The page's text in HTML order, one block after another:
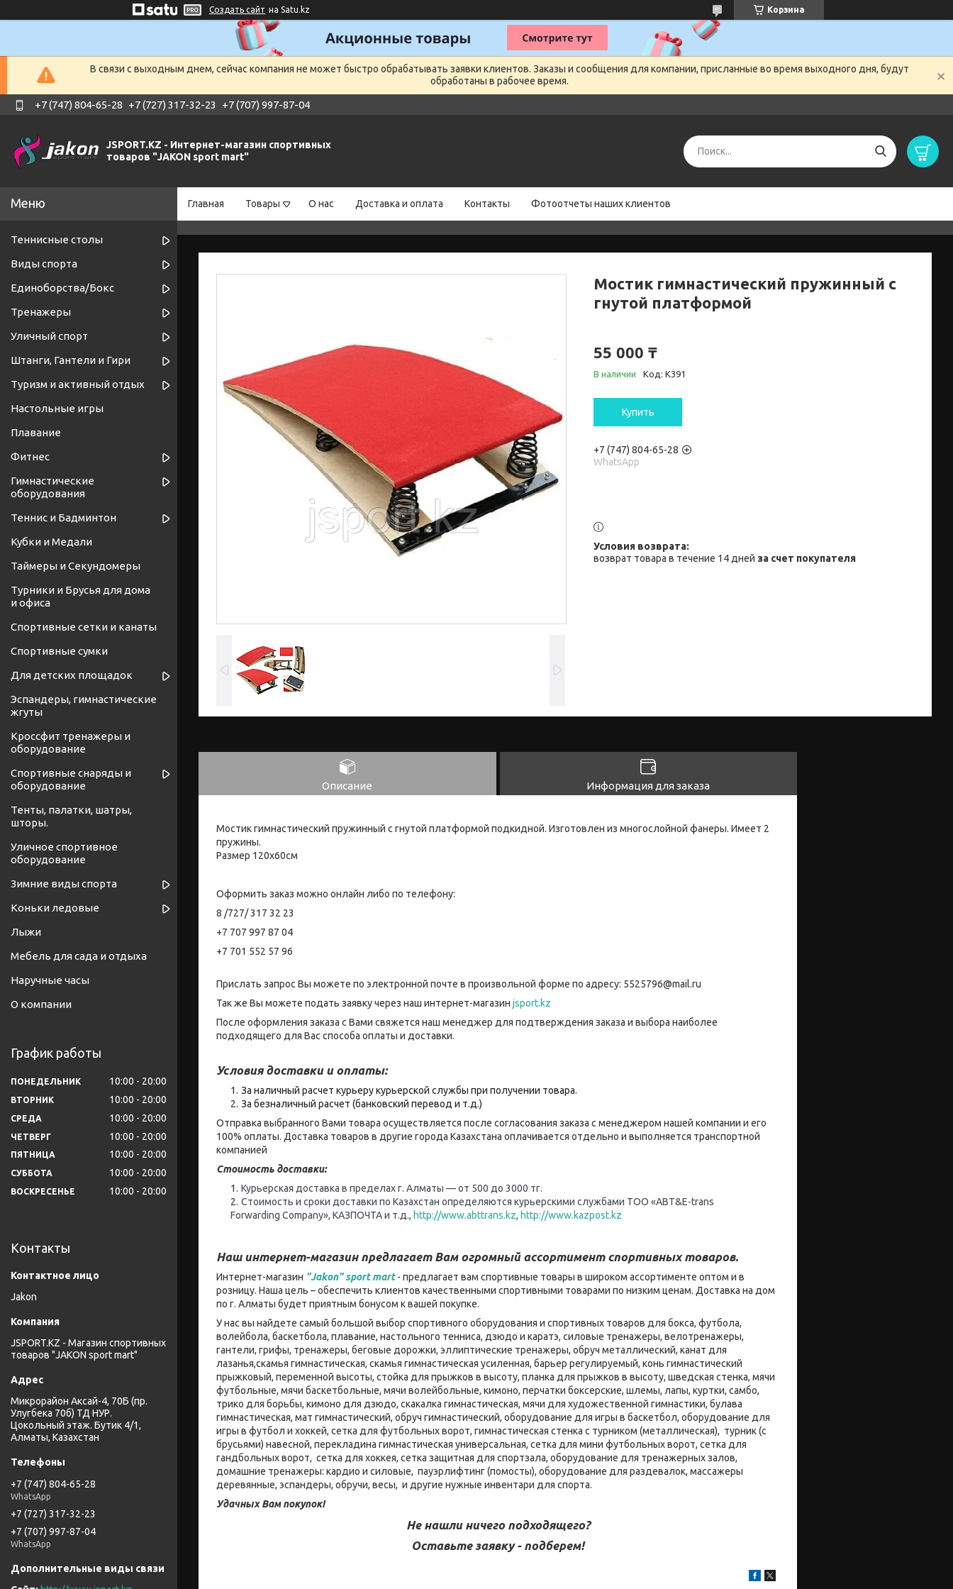
Создать сайт на Satu.kz Корзина
В связи с выходным днем, сейчас компания не может быстро обрабатывать заявки клиентов. Заказы и сообщения для компании, присланные во время выходного дня, будут
обработаны в рабочее время.
+7 (747) 804-65-28 +7 (727) 317-32-23 +7 (707) 997-87-04
JSPORT.KZ - Интернет-магазин спортивных
товаров "JAKON sport mart"
Главная Товары О нас Доставка и оплата Контакты Фотоотчеты наших клиентов
Мостик гимнастический пружинный с
гнутой платформой
55 000 ₸
В наличии Код: K391
Купить
+7 (747) 804-65-28
WhatsApp
возврат товара в течение 14 дней за счет покупателя
Описание Информация для заказа
Мостик гимнастический пружинный с гнутой платформой подкидной. Изготовлен из многослойной фанеры. Имеет 2
пружины.
Размер 120х60см
Оформить заказ можно онлайн либо по телефону:
8 /727/ 317 32 23
+7 707 997 87 04
+7 701 552 57 96
Прислать запрос Вы можете по электронной почте в произвольной форме по адресу: 5525796@mail.ru
Так же Вы можете подать заявку через наш интернет-магазин jsport.kz
После оформления заказа с Вами свяжется наш менеджер для подтверждения заказа и выбора наиболее
подходящего для Вас способа оплаты и доставки.
Условия доставки и оплаты:
За наличный расчет курьеру курьерской службы при получении товара.
За безналичный расчет (банковский перевод и т.д.)
Отправка выбранного Вами товара осуществляется после согласования заказа с менеджером нашей компании и его
100% оплаты. Доставка товаров в другие города Казахстана оплачивается отдельно и выполняется транспортной
компанией
Стоимость доставки:
Курьерская доставка в пределах г. Алматы — от 500 до 3000 тг.
Стоимость и сроки доставки по Казахстан определяются курьерскими службами ТОО «ABT&E-trans
Forwarding Company», КАЗПОЧТА и т.д., http://www.abttrans.kz, http://www.kazpost.kz
Наш интернет-магазин предлагает Вам огромный ассортимент спортивных товаров.
Интернет-магазин "Jakon" sport mart- предлагает вам спортивные товары в широком ассортименте оптом и в
розницу. Наша цель – обеспечить клиентов качественными спортивными товарами по низким ценам. Доставка на дом
по г. Алматы будет приятным бонусом к вашей покупке.
У нас вы найдете самый большой выбор спортивного оборудования и спортивных товаров для бокса, футбола,
волейбола, баскетбола, плавание, настольного тенниса, дзюдо и каратэ, силовые тренажеры, велотренажеры,
гантели, грифы, тренажеры, беговые дорожки, эллиптические тренажеры, обруч металлический, канат для
лазанья,скамья гимнастическая, скамья гимнастическая усиленная, барьер регулируемый, конь гимнастический
прыжковый, переменной высоты, стойка для прыжков в высоту, планка для прыжков в высоту, шведская стенка, мячи
футбольные, мячи баскетбольные, мячи волейбольные, кимоно, перчатки боксерские, шлемы, лапы, куртки, самбо,
трико для борьбы, кимоно для дзюдо, скакалка гимнастическая, мячи для художественной гимнастики, булава
гимнастическая, мат гимнастический, обруч гимнастический, оборудование для игры в баскетбол, оборудование для
игры в футбол и хоккей, сетка для футбольных ворот, гимнастическая стенка с турником (металлическая), турник (с
брусьями) навесной, перекладина гимнастическая универсальная, сетка для мини футбольных ворот, сетка для
гандбольных ворот, сетка для хоккея, сетка защитная для спортзала, оборудование для тренажерных залов,
домашние тренажеры: кардио и силовые, пауэрлифтинг (помосты), оборудование для раздевалок, массажеры
деревянные, эспандеры, обручи, весы, и другие нужные инвентари для спорта.
Удачных Вам покупок!
Не нашли ничего подходящего?
Оставьте заявку - подберем!
Теннисные столы
Виды спорта
Единоборства/Бокс
Тренажеры
Уличный спорт
Штанги, Гантели и Гири
Туризм и активный отдых
Настольные игры
Плавание
Фитнес
Гимнастические
оборудования
Теннис и Бадминтон
Кубки и Медали
Таймеры и Секундомеры
Турники и Брусья для дома
и офиса
Спортивные cетки и канаты
Спортивные сумки
Для детских площадок
Эспандеры, гимнастические
жгуты
Кроссфит тренажеры и
оборудование
Спортивные снаряды и
оборудование
Тенты, палатки, шатры,
шторы.
Уличное спортивное
оборудование
Зимние виды спорта
Коньки ледовые
Лыжи
Мебель для сада и отдыха
Наручные часы
О компании
График работы
ПОНЕДЕЛЬНИК 10:00 20:00
ВТОРНИК 10:00 20:00
СРЕДА 10:00 20:00
ЧЕТВЕРГ 10:00 20:00
ПЯТНИЦА 10:00 20:00
СУББОТА 10:00 20:00
ВОСКРЕСЕНЬЕ 10:00 20:00
Контакты
Jakon
JSPORT.KZ - Магазин спортивных
товаров "JAKON sport mart"
Микрорайон Аксай-4, 70Б (пр.
Улугбека 70б) ТД НУР.
Цокольный этаж. Бутик 4/1,
Алматы, Казахстан
+7 (747) 804-65-28
WhatsApp
+7 (727) 317-32-23
+7 (707) 997-87-04
WhatsApp